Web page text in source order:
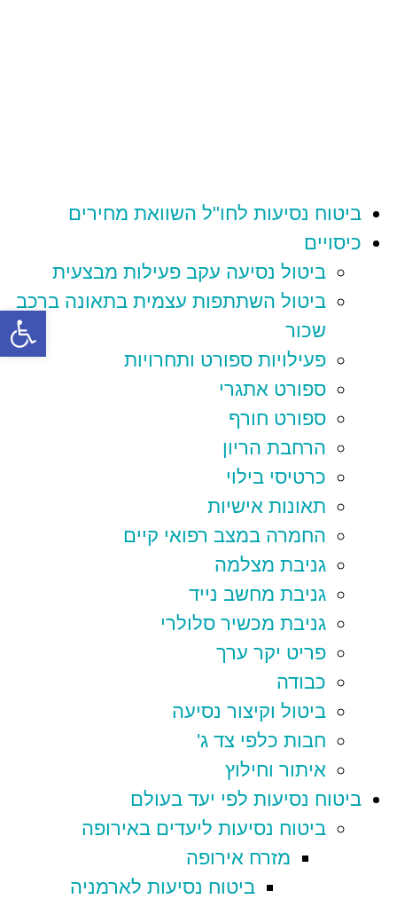
ביטוח נסיעות לחו"ל השוואת מחירים
כיסויים
ביטול נסיעה עקב פעילות מבצעית
ביטול השתתפות עצמית בתאונה ברכב
שכור
פעילויות ספורט ותחרויות
ספורט אתגרי
ספורט חורף
הרחבת הריון
כרטיסי בילוי
תאונות אישיות
החמרה במצב רפואי קיים
גניבת מצלמה
גניבת מחשב נייד
גניבת מכשיר סלולרי
פריט יקר ערך
כבודה
ביטול וקיצור נסיעה
חבות כלפי צד ג'
איתור וחילוץ
ביטוח נסיעות לפי יעד בעולם
ביטוח נסיעות ליעדים באירופה
מזרח אירופה
ביטוח נסיעות לארמניה
פתח